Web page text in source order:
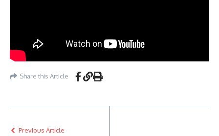
Share this Article
Previous Article